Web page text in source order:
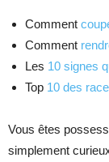
Comment
Comment
Les 10 signes
Top 10 des
Vous êtes
simplement